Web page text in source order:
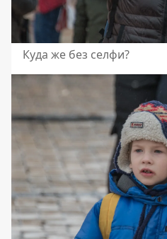
Куда же без селфи?